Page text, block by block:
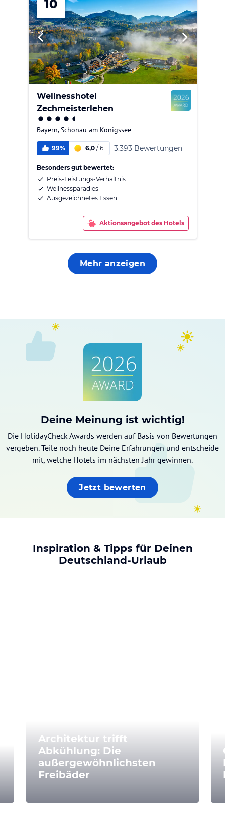
10
Wellnesshotel
Zechmeisterlehen
Bayern,Schönau am Königssee
99% 6,0/ 6 3.393 Bewertungen
Besonders gut bewertet:
Preis-Leistungs-Verhältnis
Wellnessparadies
Ausgezeichnetes Essen
Aktionsangebot des Hotels
Mehr anzeigen
Deine Meinung ist wichtig!
Die HolidayCheck Awards werden auf Basis von Bewertungen
vergeben. Teile noch heute Deine Erfahrungen und entscheide
mit, welche Hotels im nächsten Jahr gewinnen.
Jetzt bewerten
Inspiration & Tipps für Deinen
Deutschland-Urlaub
Architektur trifft
Abkühlung: Die
außergewöhnlichsten
Freibäder